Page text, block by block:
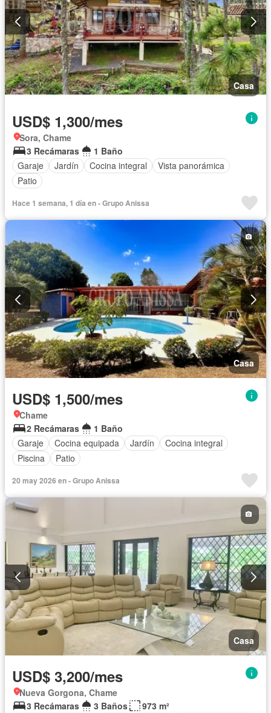
Casa
USD$ 1,300/mes
Sora, Chame
3 Recámaras
1 Baño
Garaje
Jardín Cocina integral
Vista panorámica
Patio
Hace 1 semana, 1 día en - Grupo Anissa
Casa
USD$ 1,500/mes
Chame
2 Recámaras
1 Baño
Garaje
Cocina equipada Jardín
Cocina integral
Piscina
Patio
20 may 2026 en - Grupo Anissa
Casa
USD$ 3,200/mes
Nueva Gorgona, Chame
3 Recámaras
3 Baños
973 m²